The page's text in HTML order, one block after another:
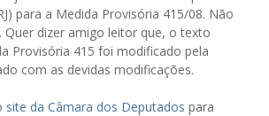
para a Medida Provisória 415/08. Não
dizer amigo leitor que, o texto
Provisória 415 foi modificado pela
com as devidas modificações.
site da Câmara dos Deputados para